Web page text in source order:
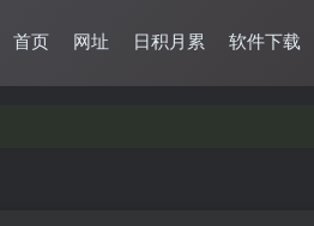
首页 网址 日积月累 软件下载